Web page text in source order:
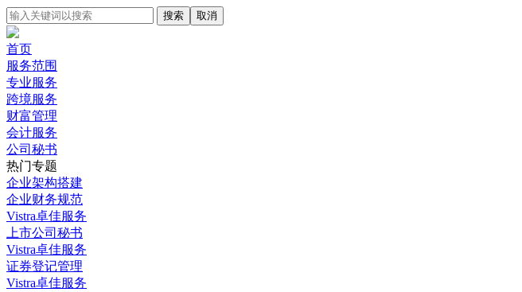
搜索 取消
首页
服务范围
专业服务
跨境服务
财富管理
会计服务
公司秘书
热门专题
企业架构搭建
企业财务规范
Vistra卓佳服务
上市公司秘书
Vistra卓佳服务
证券登记管理
Vistra卓佳服务